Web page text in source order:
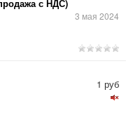
с НДС)
3 мая 2024
1 руб